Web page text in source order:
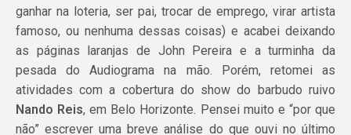
ganhar na loteria, ser pai, trocar de emprego, virar artista
famoso, ou nenhuma dessas coisas) e acabei deixando
as páginas laranjas de John Pereira e a turminha da
pesada do Audiograma na mão. Porém, retomei as
atividades com a cobertura do show do barbudo ruivo
Nando Reis, em Belo Horizonte. Pensei muito e “por que
não” escrever uma breve análise do que ouvi no último